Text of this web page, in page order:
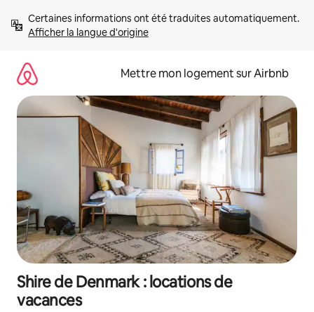
directement
Afficher la langue d'origine
Mettre mon logement sur Airbnb
Shire de Denmark : locations de
vacances